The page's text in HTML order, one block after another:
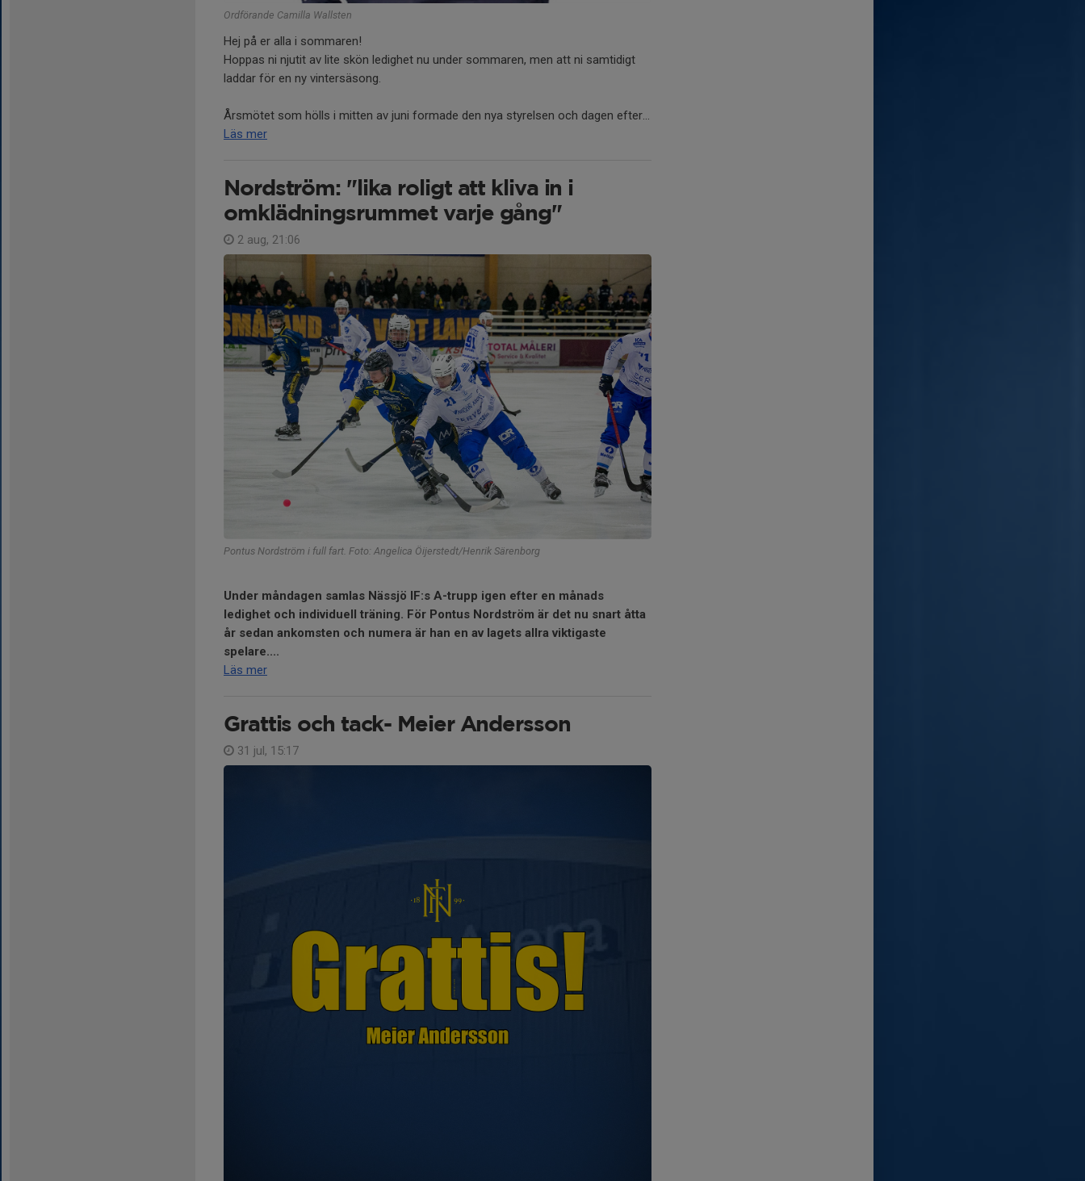
Ordförande Camilla Wallsten
Hej på er alla i sommaren!
Hoppas ni njutit av lite skön ledighet nu under sommaren, men att ni samtidigt
laddar för en ny vintersäsong.
Årsmötet som hölls i mitten av juni formade den nya styrelsen och dagen efter...
Läs mer
Nordström: "lika roligt att kliva in i
omklädningsrummet varje gång"
2 aug, 21:06
Pontus Nordström i full fart. Foto: Angelica Öijerstedt/Henrik Särenborg
Under måndagen samlas Nässjö IF:s A-trupp igen efter en månads
ledighet och individuell träning. För Pontus Nordström är det nu snart åtta
år sedan ankomsten och numera är han en av lagets allra viktigaste
spelare....
Läs mer
Grattis och tack- Meier Andersson
31 jul, 15:17